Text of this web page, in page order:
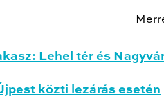
Lehel tér és
közti lezárás esetén